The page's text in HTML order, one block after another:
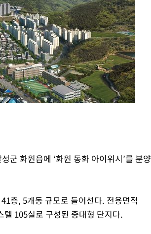
군 화원읍에 ‘화원 동화 아이위시’를 분양
층, 5개동 규모로 들어선다. 전용면적
105실로 구성된 중대형 단지다.